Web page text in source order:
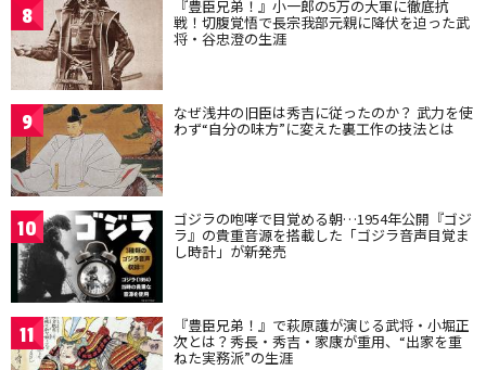
8 『豊臣兄弟！』小一郎の5万の大軍に徹底抗
戦！切腹覚悟で長宗我部元親に降伏を迫った武
将・谷忠澄の生涯
9 なぜ浅井の旧臣は秀吉に従ったのか？ 武力を使
わず“自分の味方”に変えた裏工作の技法とは
10 ゴジラの咆哮で目覚める朝…1954年公開『ゴジ
ラ』の貴重音源を搭載した「ゴジラ音声目覚ま
し時計」が新発売
11 『豊臣兄弟！』で萩原護が演じる武将・小堀正
次とは？秀長・秀吉・家康が重用、“出家を重
ねた実務派”の生涯